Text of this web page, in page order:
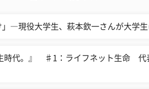
」―現役大学生、萩本欽一さんが大学
生時代。』 ♯1：ライフネット生命